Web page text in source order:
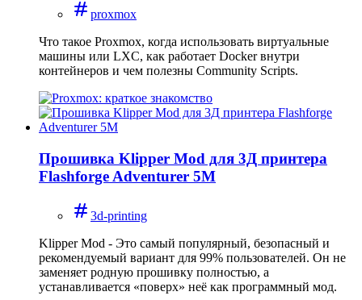
proxmox
Что такое Proxmox, когда использовать виртуальные
машины или LXC, как работает Docker внутри
контейнеров и чем полезны Community Scripts.
Прошивка Klipper Mod для 3Д принтера
Flashforge Adventurer 5M
3d-printing
Klipper Mod - Это самый популярный, безопасный и
рекомендуемый вариант для 99% пользователей. Он не
заменяет родную прошивку полностью, а
устанавливается «поверх» неё как программный мод.